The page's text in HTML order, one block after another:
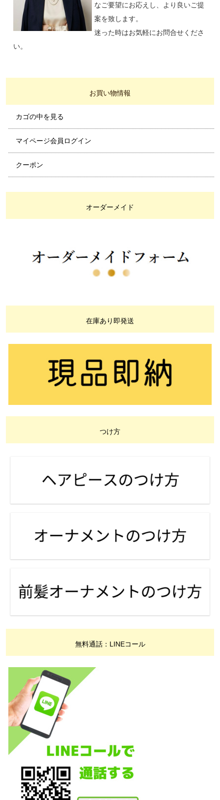
なご要望にお応えし、より良いご提
案を致します。
迷った時はお気軽にお問合せくださ
い。
お買い物情報
カゴの中を見る
マイページ会員ログイン
クーポン
オーダーメイド
在庫あり即発送
つけ方
無料通話：LINEコール